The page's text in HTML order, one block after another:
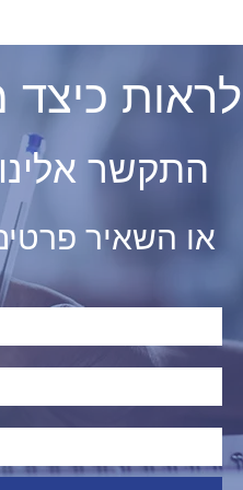
לראות
התקשר אלינו
או השאיר